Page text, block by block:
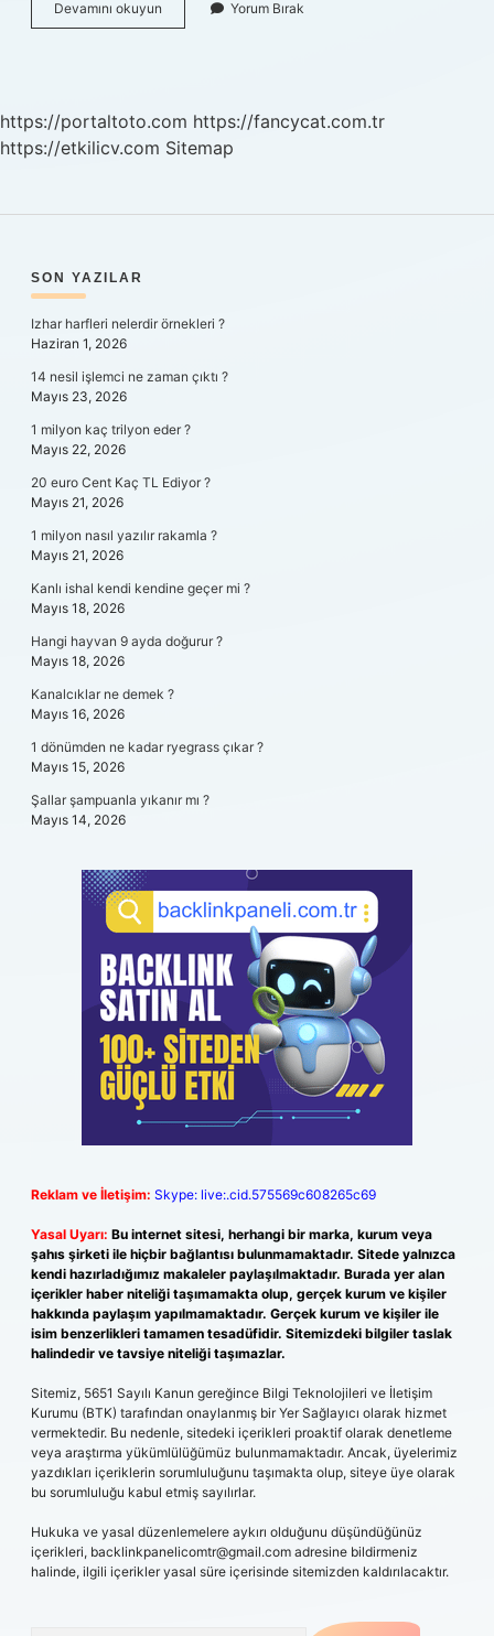
Devamını okuyun
Suyu
Yorum Bırak
https://portaltoto.com https://fancycat.com.tr
https://etkilicv.com Sitemap
SIDEBAR
SON YAZILAR
Izhar harfleri nelerdir örnekleri ?
Haziran 1, 2026
14 nesil işlemci ne zaman çıktı ?
Mayıs 23, 2026
1 milyon kaç trilyon eder ?
Mayıs 22, 2026
20 euro Cent Kaç TL Ediyor ?
Mayıs 21, 2026
1 milyon nasıl yazılır rakamla ?
Mayıs 21, 2026
Kanlı ishal kendi kendine geçer mi ?
Mayıs 18, 2026
Hangi hayvan 9 ayda doğurur ?
Mayıs 18, 2026
Kanalcıklar ne demek ?
Mayıs 16, 2026
1 dönümden ne kadar ryegrass çıkar ?
Mayıs 15, 2026
Şallar şampuanla yıkanır mı ?
Mayıs 14, 2026
Reklam ve İletişim: Skype: live:.cid.575569c608265c69
Yasal Uyarı: Bu internet sitesi, herhangi bir marka, kurum veya
şahıs şirketi ile hiçbir bağlantısı bulunmamaktadır. Sitede yalnızca
kendi hazırladığımız makaleler paylaşılmaktadır. Burada yer alan
içerikler haber niteliği taşımamakta olup, gerçek kurum ve kişiler
hakkında paylaşım yapılmamaktadır. Gerçek kurum ve kişiler ile
isim benzerlikleri tamamen tesadüfidir. Sitemizdeki bilgiler taslak
halindedir ve tavsiye niteliği taşımazlar.
Sitemiz, 5651 Sayılı Kanun gereğince Bilgi Teknolojileri ve İletişim
Kurumu (BTK) tarafından onaylanmış bir Yer Sağlayıcı olarak hizmet
vermektedir. Bu nedenle, sitedeki içerikleri proaktif olarak denetleme
veya araştırma yükümlülüğümüz bulunmamaktadır. Ancak, üyelerimiz
yazdıkları içeriklerin sorumluluğunu taşımakta olup, siteye üye olarak
bu sorumluluğu kabul etmiş sayılırlar.
Hukuka ve yasal düzenlemelere aykırı olduğunu düşündüğünüz
içerikleri, backlinkpanelicomtr@gmail.com adresine bildirmeniz
halinde, ilgili içerikler yasal süre içerisinde sitemizden kaldırılacaktır.